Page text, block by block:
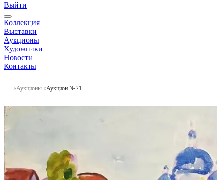
Выйти
Коллекция
Выставки
Аукционы
Художники
Новости
Контакты
Аукционы Аукцион № 21